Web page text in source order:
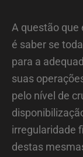
A questão que
é saber se
para a
suas
pelo nível de
irregularidade
destas